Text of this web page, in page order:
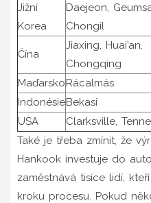
Jižní
Korea
Daejeon,
Chongil
Čína
Jiaxing, Huai’an,
Chongqing
MaďarskoRácalmás
IndonésieBekasi
USA
Clarksville,
Také je třeba zmínit, že
Hankook investuje do
zaměstnává tisíce lidí,
kroku procesu. Pokud